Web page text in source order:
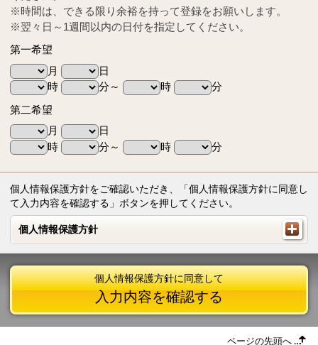
※時間は、できる限り余裕を持って登録をお願いします。
※翌々日～1週間以内の日付を指定してください。
第一希望
月
日
時
分～ 時
分
第二希望
月
日
時
分～ 時 分
個人情報保護方針をご確認いただき、「個人情報保護方針に同意し
て入力内容を確認する」ボタンを押してください。
個人情報保護方針
個人情報保護方針
個人情報保護方針に同意して
入力内容を確認する
ページの先頭へ